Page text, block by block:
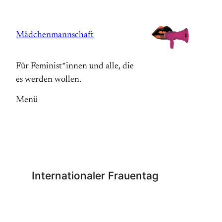
springen
Mädchenmannschaft
Für Feminist*innen und alle, die
es werden wollen.
Menü
Internationaler Frauentag